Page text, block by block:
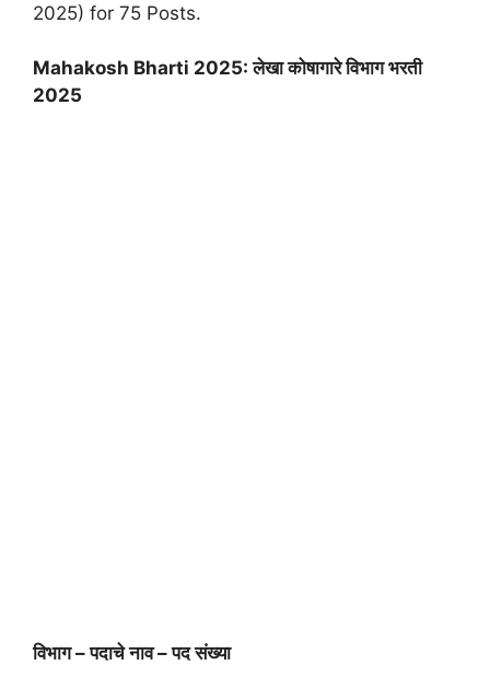
2025) for 75 Posts.
Mahakosh Bharti 2025: लेखा कोषागारे विभाग भरती
2025
विभाग – पदाचे नाव – पद संख्या